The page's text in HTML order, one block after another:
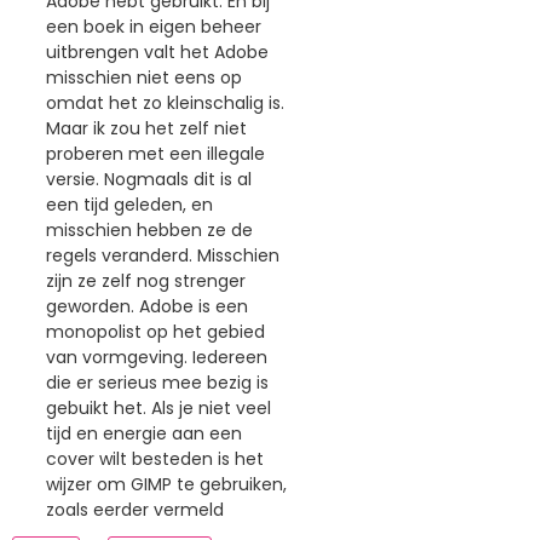
een boek in eigen beheer
uitbrengen valt het Adobe
misschien niet eens op
omdat het zo kleinschalig is.
Maar ik zou het zelf niet
proberen met een illegale
versie. Nogmaals dit is al
een tijd geleden, en
misschien hebben ze de
regels veranderd. Misschien
zijn ze zelf nog strenger
geworden. Adobe is een
monopolist op het gebied
van vormgeving. Iedereen
die er serieus mee bezig is
gebuikt het. Als je niet veel
tijd en energie aan een
cover wilt besteden is het
wijzer om GIMP te gebruiken,
zoals eerder vermeld